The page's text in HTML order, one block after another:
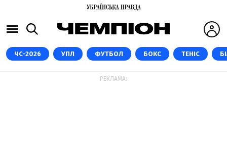
ЧС-2026 УПЛ ФУТБОЛ БОКС ТЕНІС
РЕКЛАМА: